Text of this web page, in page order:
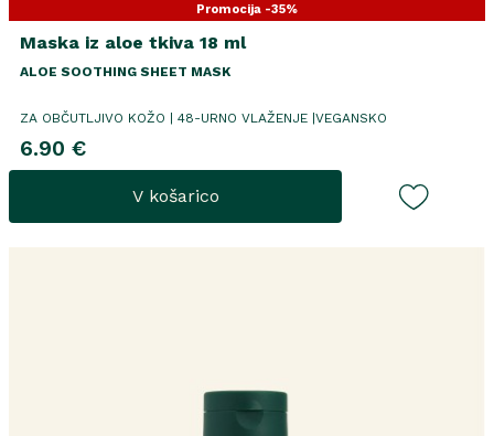
Promocija -35%
Maska iz aloe tkiva 18 ml
ALOE SOOTHING SHEET MASK
ZA OBČUTLJIVO KOŽO | 48-URNO VLAŽENJE |VEGANSKO
6.90 €
V košarico